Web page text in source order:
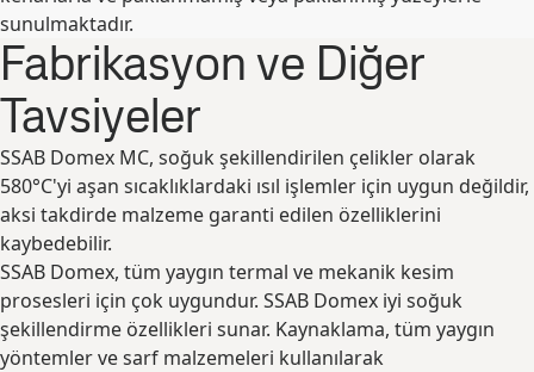
sunulmaktadır.
Fabrikasyon ve Diğer
Tavsiyeler
SSAB Domex MC, soğuk şekillendirilen çelikler olarak
580°C'yi aşan sıcaklıklardaki ısıl işlemler için uygun değildir,
aksi takdirde malzeme garanti edilen özelliklerini
kaybedebilir.
SSAB Domex, tüm yaygın termal ve mekanik kesim
prosesleri için çok uygundur. SSAB Domex iyi soğuk
şekillendirme özellikleri sunar. Kaynaklama, tüm yaygın
yöntemler ve sarf malzemeleri kullanılarak